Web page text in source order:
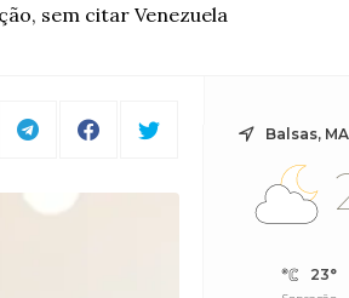
sem citar Venezuela
Balsas, MA
23°